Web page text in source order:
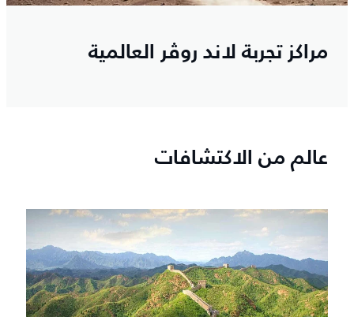
مراكز تجربة لاند روڤر العالمية
عالم من الاكتشافات